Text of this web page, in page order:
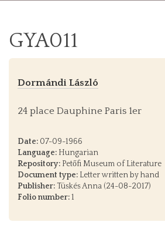
GYA011
Dormándi László
24 place Dauphine Paris 1er
Date: 07-09-1966
Language: Hungarian
Repository: Petőfi Museum of Literature
Document type: Letter written by hand
Publisher: Tüskés Anna (24-08-2017)
Folio number:1